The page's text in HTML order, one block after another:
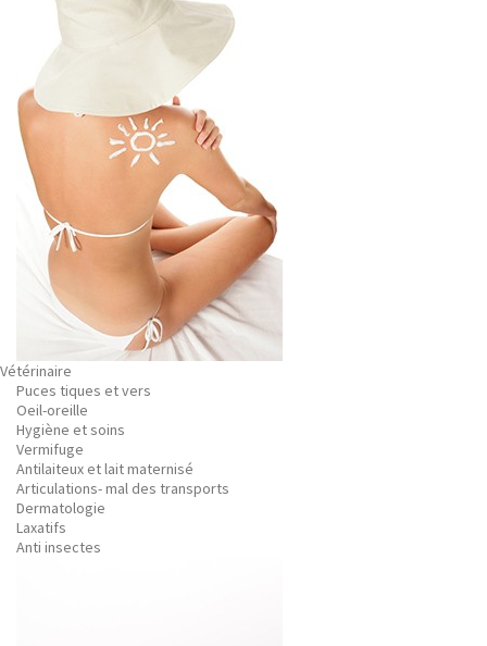
Vétérinaire
Puces tiques et vers
Oeil-oreille
Hygiène et soins
Vermifuge
Antilaiteux et lait maternisé
Articulations- mal des transports
Dermatologie
Laxatifs
Anti insectes